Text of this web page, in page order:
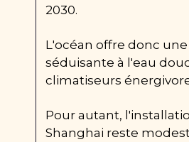
2030.
L'océan offre donc
séduisante à l'eau
climatiseurs
Pour autant,
Shanghai reste